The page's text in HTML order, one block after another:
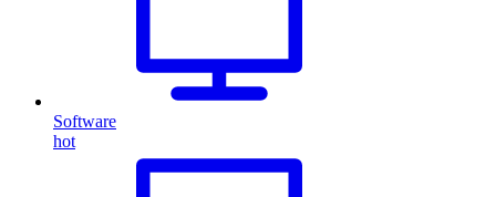
Software
hot